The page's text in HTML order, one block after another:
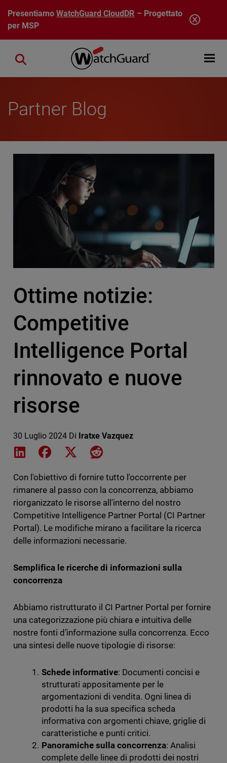
Salta al contenuto principale
PresentiamoWatchGuard CloudDR – Progettato
per MSP
Open
Close search
Partner Blog
Ottime notizie:
Competitive
Intelligence Portal
rinnovato e nuove
risorse
30 Luglio 2024 Di Iratxe Vazquez
Share on LinkedIn
Share on Facebook
Share on XShare on Reddit
Con l'obiettivo di fornire tutto l'occorrente per
rimanere al passo con la concorrenza, abbiamo
riorganizzato le risorse all'interno del nostro
Competitive Intelligence Partner Portal (CI Partner
Portal). Le modifiche mirano a facilitare la ricerca
delle informazioni necessarie.
Semplifica le ricerche di informazioni sulla
concorrenza
Abbiamo ristrutturato il CI Partner Portal per fornire
una categorizzazione più chiara e intuitiva delle
nostre fonti d’informazione sulla concorrenza. Ecco
una sintesi delle nuove tipologie di risorse:
Schede informative: Documenti concisi e
strutturati appositamente per le
argomentazioni di vendita. Ogni linea di
prodotti ha la sua specifica scheda
informativa con argomenti chiave, griglie di
caratteristiche e punti critici.
Panoramiche sulla concorrenza: Analisi
complete delle linee di prodotti dei nostri